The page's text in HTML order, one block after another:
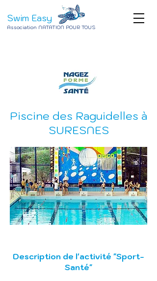
Swim Easy
Association NATATION POUR TOUS
Piscine des Raguidelles à
SURESNES
Description de l'activité "Sport-
Santé"